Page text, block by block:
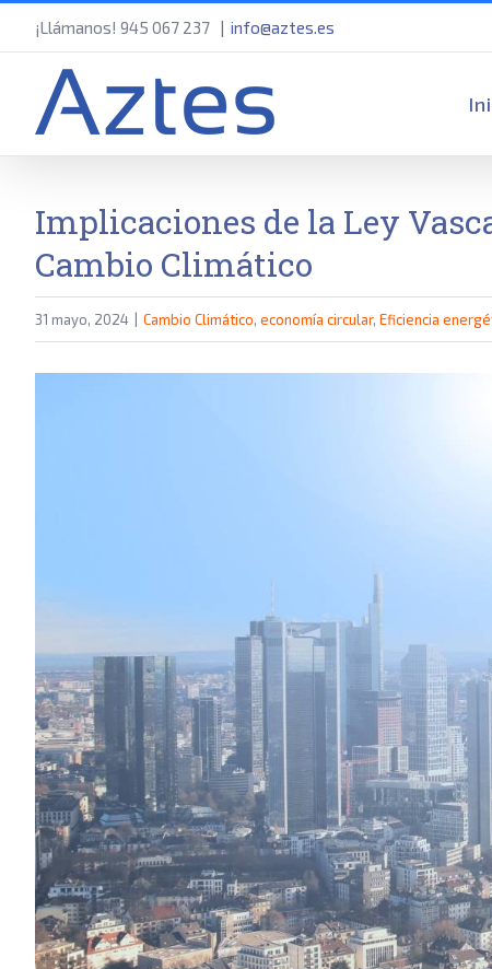
al
contenido
¡Llámanos! 945 067 237 | info@aztes.es
Implicaciones de la Ley
Cambio Climático
31 mayo, 2024 Cambio Climático, economía circular, Eficiencia